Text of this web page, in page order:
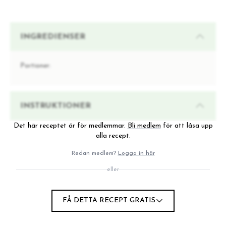
INGREDIENSER
Portioner:
INSTRUKTIONER
Det här receptet är för medlemmar. Bli medlem för att låsa upp
alla recept.
Redan medlem? Logga in här
eller
FÅ DETTA RECEPT GRATIS